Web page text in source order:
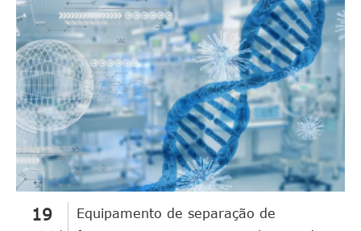
19
Equipamento de separação de